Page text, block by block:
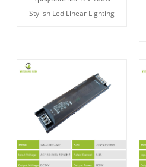
Stylish Led Linear Lighting